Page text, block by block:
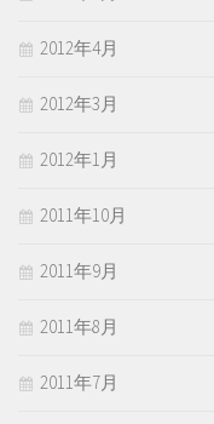
2012年4月
2012年3月
2012年1月
2011年10月
2011年9月
2011年8月
2011年7月